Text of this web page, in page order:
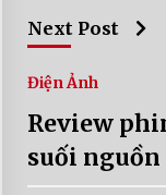
Next Post
Điện Ảnh
Review
suối nguồn